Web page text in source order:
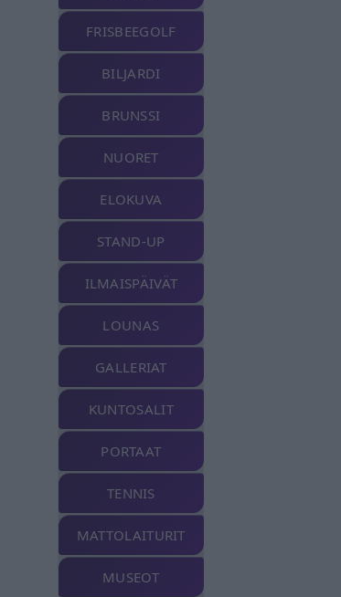
FRISBEEGOLF
BILJARDI
BRUNSSI
NUORET
ELOKUVA
STAND-UP
ILMAISPÄIVÄT
LOUNAS
GALLERIAT
KUNTOSALIT
PORTAAT
TENNIS
MATTOLAITURIT
MUSEOT